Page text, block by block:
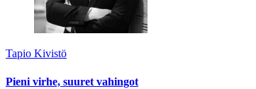
Tapio Kivistö
Pieni virhe, suuret vahingot